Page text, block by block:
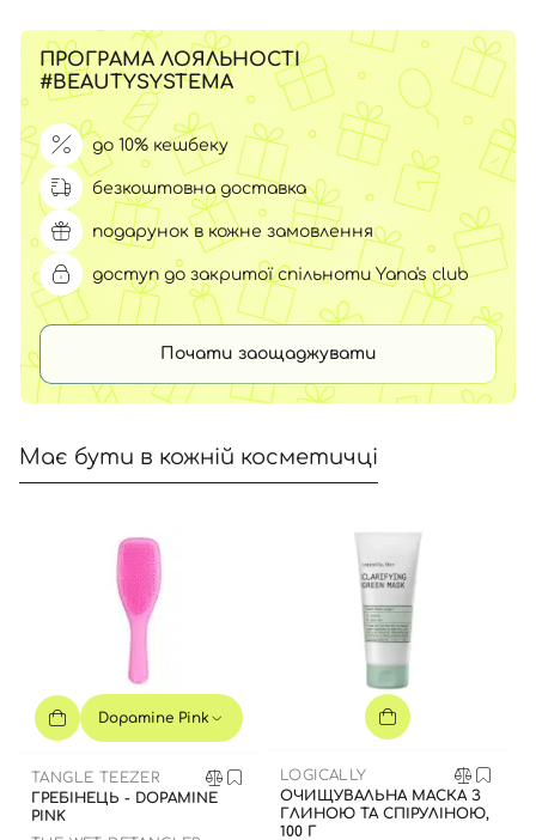
ПРОГРАМА ЛОЯЛЬНОСТІ
#BEAUTYSYSTEMA
до 10% кешбеку
безкоштовна доставка
подарунок в кожне замовлення
доступ до закритої спільноти Yana's club
Почати заощаджувати
Має бути в кожній косметичці
Dopamine Pink
TANGLE TEEZER
ГРЕБІНЕЦЬ - DOPAMINE
PINK
LOGICALLY
ОЧИЩУВАЛЬНА МАСКА З
ГЛИНОЮ ТА СПІРУЛІНОЮ,
100 Г